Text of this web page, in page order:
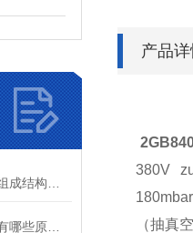
产品
380V
（抽真